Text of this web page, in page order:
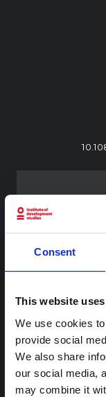
Consent
This website
We use cookies
provide social
We also share
our social media,
may combine it
في إيتوري
إيتوري"، وهي
في إيتوري،
2026